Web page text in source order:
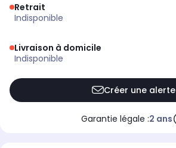
Retrait
indisponible
Livraison à domicile
indisponible
Créer une alerte
Garantie légale :2 ans